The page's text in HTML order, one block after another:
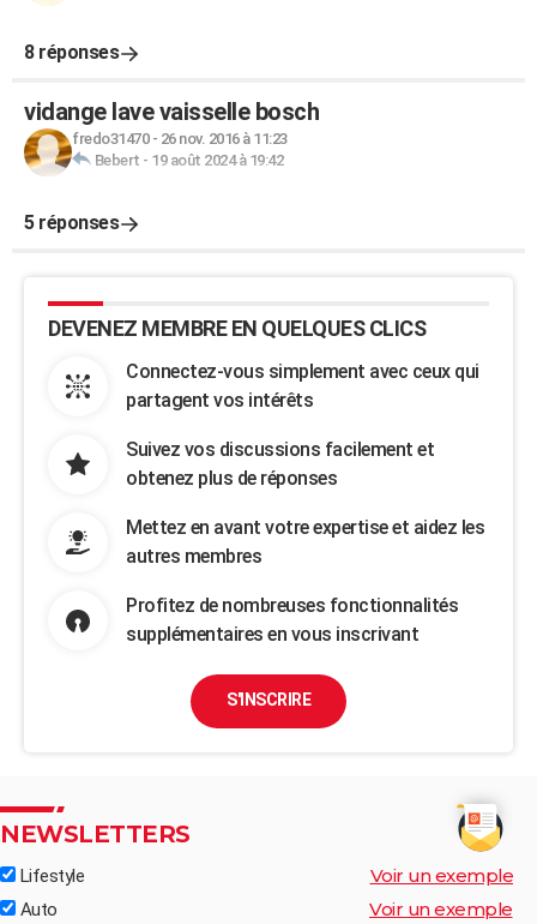
8 réponses
vidange lave vaisselle bosch
fredo31470- 26 nov. 2016 à 11:23
Bebert - 19 août 2024 à 19:42
5 réponses
DEVENEZ MEMBRE EN QUELQUES CLICS
Connectez-vous simplement avec ceux qui
partagent vos intérêts
Suivez vos discussions facilement et
obtenez plus de réponses
Mettez en avant votre expertise et aidez les
autres membres
Profitez de nombreuses fonctionnalités
supplémentaires en vous inscrivant
S'INSCRIRE
NEWSLETTERS
Lifestyle Voir un exemple
Auto Voir un exemple